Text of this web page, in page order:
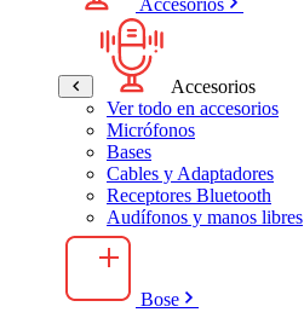
Accesorios
Ver todo en accesorios
Micrófonos
Bases
Cables y Adaptadores
Receptores Bluetooth
Audífonos y manos libres
Bose